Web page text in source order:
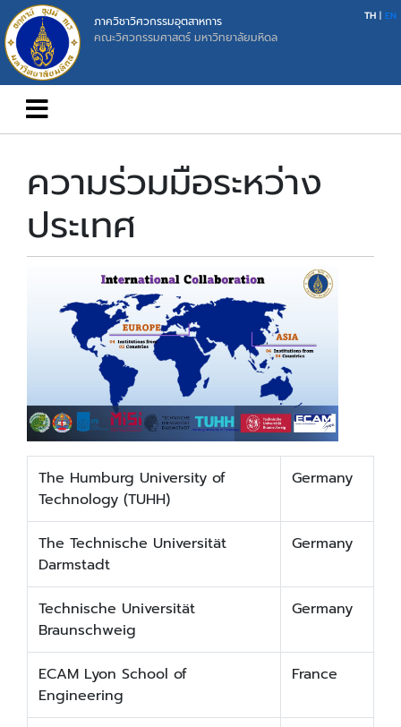
ภาควิชาวิศวกรรมอุตสาหการ
คณะวิศวกรรมศาสตร์ มหาวิทยาลัยมหิดล
TH | EN
ความร่วมมือระหว่าง
ประเทศ
The Humburg University of
Technology (TUHH)
Germany
The Technische Universität
Darmstadt
Germany
Technische Universität
Braunschweig
Germany
ECAM Lyon School of
Engineering
France